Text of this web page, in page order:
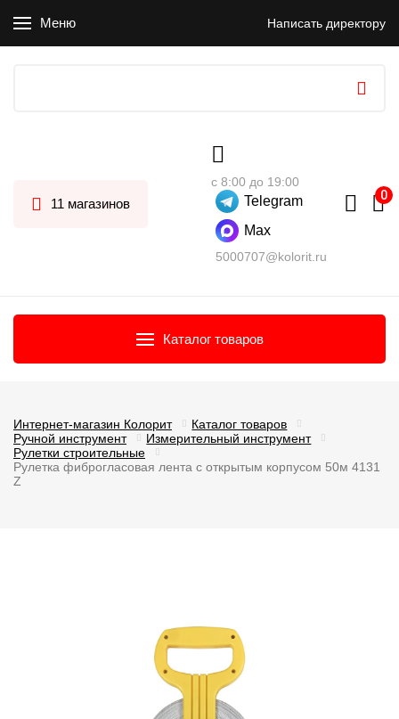
Меню Написать директору
11 магазинов
с 8:00 до 19:00
Telegram
Max
5000707@kolorit.ru
Каталог товаров
Интернет-магазин Колорит
Каталог товаров
Ручной инструмент
Измерительный инструмент
Рулетки строительные
Рулетка фиброгласовая лента с открытым корпусом 50м 4131
Z